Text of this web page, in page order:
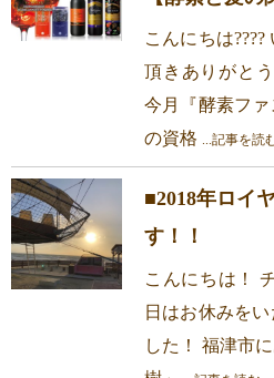
こんにちは
頂きありがと
今月『酵素ファ
の資格 ...記事を読
■2018年ロイ
す！！
こんにちは！
日はお休みを
した！ 福津市